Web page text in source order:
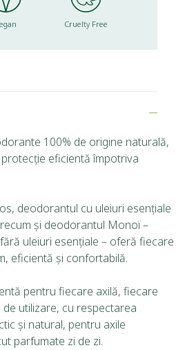
Cruelty Free
100% de origine naturală,
eficientă împotriva
deodorantul cu uleiuri esențiale
și deodorantul Monoï –
uleiuri esențiale – oferă fiecare
eficientă și confortabilă.
pentru fiecare axilă, fiecare
utilizare, cu respectarea
și natural, pentru axile
parfumate zi de zi.